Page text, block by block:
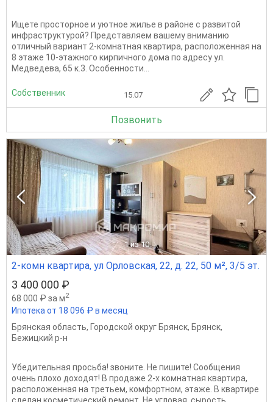
Ищете просторное и уютное жилье в районе с развитой
инфраструктурой? Представляем вашему вниманию
отличный вариант 2-комнатная квартира, расположенная на
8 этаже 10-этажного кирпичного дома по адресу ул.
Медведева, 65 к.3. Особенности...
Собственник 15.07
Позвонить
1 из 10
2-комн квартира, ул Орловская, 22, д. 22, 50 м², 3/5 эт.
3 400 000 ₽
68 000 ₽ за м2
Ипотека от 18 096 ₽ в месяц
Брянская область, Городской округ Брянск, Брянск,
Бежицкий р-н
Убедительная просьба! звоните. Не пишите! Сообщения
очень плохо доходят! В продаже 2-х комнатная квартира,
расположенная на третьем, комфортном, этаже. В квартире